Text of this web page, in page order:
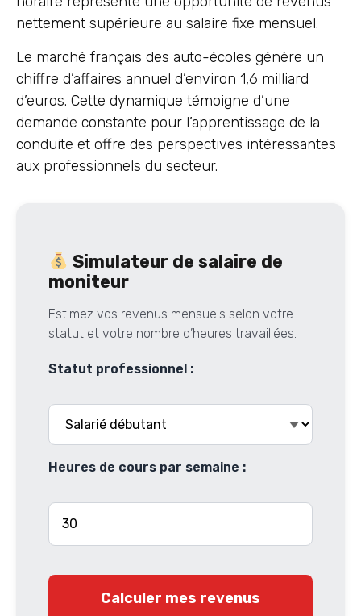
nettement supérieure au salaire fixe mensuel.
Le marché français des auto-écoles génère un
chiffre d’affaires annuel d’environ 1,6 milliard
d’euros. Cette dynamique témoigne d’une
demande constante pour l’apprentissage de la
conduite et offre des perspectives intéressantes
aux professionnels du secteur.
Simulateur de salaire de
moniteur
Estimez vos revenus mensuels selon votre
statut et votre nombre d’heures travaillées.
Statut professionnel :
Heures de cours par semaine :
Calculer mes revenus